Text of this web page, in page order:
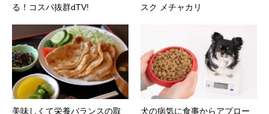
る！コスパ抜群dTV!
スク メチャカリ
美味しくて栄養バランスの取 犬の病気に食事からアプロー